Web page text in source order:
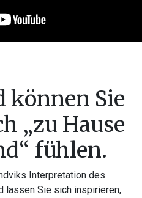
Sie
„zu Hause
fühlen.
Interpretation des
lassen Sie sich inspirieren,